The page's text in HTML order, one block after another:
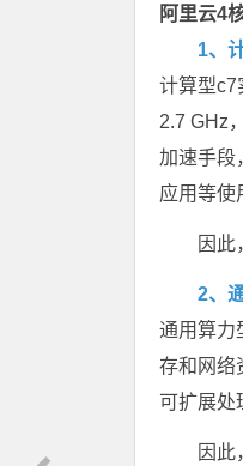
阿里云4
1、
计算型c7
2.7 GHz
加速手段
应用等使
因此
2、
通用算力
存和网络
可扩展处
因此